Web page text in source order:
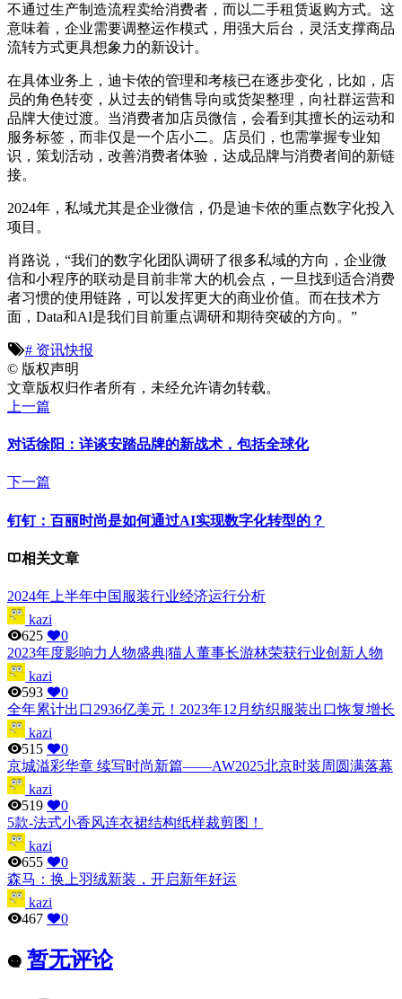
不通过生产制造流程卖给消费者，而以二手租赁返购方式。这
意味着，企业需要调整运作模式，用强大后台，灵活支撑商品
流转方式更具想象力的新设计。
在具体业务上，迪卡侬的管理和考核已在逐步变化，比如，店
员的角色转变，从过去的销售导向或货架整理，向社群运营和
品牌大使过渡。当消费者加店员微信，会看到其擅长的运动和
服务标签，而非仅是一个店小二。店员们，也需掌握专业知
识，策划活动，改善消费者体验，达成品牌与消费者间的新链
接。
2024年，私域尤其是企业微信，仍是迪卡侬的重点数字化投入
项目。
肖路说，“我们的数字化团队调研了很多私域的方向，企业微
信和小程序的联动是目前非常大的机会点，一旦找到适合消费
者习惯的使用链路，可以发挥更大的商业价值。而在技术方
面，Data和AI是我们目前重点调研和期待突破的方向。”
# 资讯快报
© 版权声明
文章版权归作者所有，未经允许请勿转载。
上一篇
对话徐阳：详谈安踏品牌的新战术，包括全球化
下一篇
钉钉：百丽时尚是如何通过AI实现数字化转型的？
相关文章
2024年上半年中国服装行业经济运行分析
kazi
625
0
2023年度影响力人物盛典|猫人董事长游林荣获行业创新人物
kazi
593
0
全年累计出口2936亿美元！2023年12月纺织服装出口恢复增长
kazi
515
0
京城溢彩华章 续写时尚新篇——AW2025北京时装周圆满落幕
kazi
519
0
5款-法式小香风连衣裙结构纸样裁剪图！
kazi
655
0
森马：换上羽绒新装，开启新年好运
kazi
467
0
暂无评论